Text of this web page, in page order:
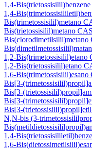
1,4-
1,4-
Bis(trimetossisilil)metano
Bis(trietossisilil)metano
Bis(clorodimetilsilil)metano
1,2-Bis(trimetossisilil)etano
1,2-Bis(trietossisilil)etano
1,6-Bis(trimetossisilil)esano
Bis[3-
Bis[3-
Bis[3-
Bis[3-
N,N-bis (3-
1,4-
1,6-